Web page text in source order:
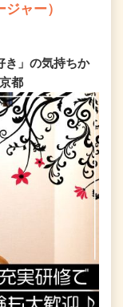
ャー）
き」の気持ちか
都